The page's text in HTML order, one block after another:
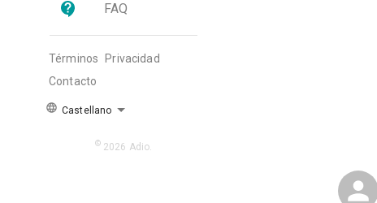
FAQ
Términos
Privacidad
Contacto
Castellano
© 2026 Adio.